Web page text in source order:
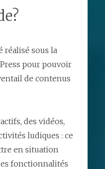
réalisé sous la
pour pouvoir
de contenus
des vidéos,
ludiques : ce
en situation
fonctionnalités